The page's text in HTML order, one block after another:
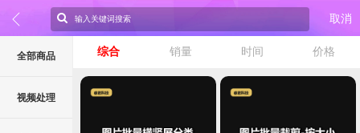
取消
全部商品
视频处理
综合 销量 时间 价格